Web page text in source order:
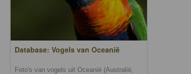
Database: Vogels van Oceanië
Foto's van vogels uit Oceanië (Australië,